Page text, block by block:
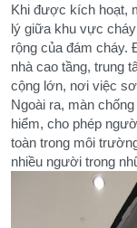
Khi được kích hoạt,
lý giữa khu vực
rộng của đám cháy.
nhà cao tầng, trung
cộng lớn, nơi việc
Ngoài ra, màn
hiểm, cho phép
toàn trong môi
nhiều người trong